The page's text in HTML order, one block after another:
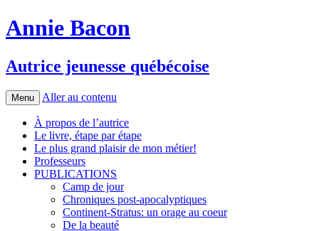
Annie Bacon
Autrice jeunesse québécoise
Menu Aller au contenu
À propos de l’autrice
Le livre, étape par étape
Le plus grand plaisir de mon métier!
Professeurs
PUBLICATIONS
Camp de jour
Chroniques post-apocalyptiques
Continent-Stratus: un orage au coeur
De la beauté